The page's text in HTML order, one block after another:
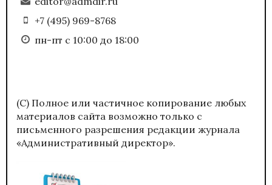
+7 (495) 969-8768
пн-пт с 10:00 до 18:00
(С) Полное или частичное копирование любых
материалов сайта возможно только с
письменного разрешения редакции журнала
«Административный директор».